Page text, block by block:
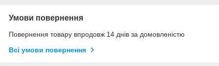
Умови повернення
Повернення товару впродовж 14 днів за домовленістю
Всі умови повернення